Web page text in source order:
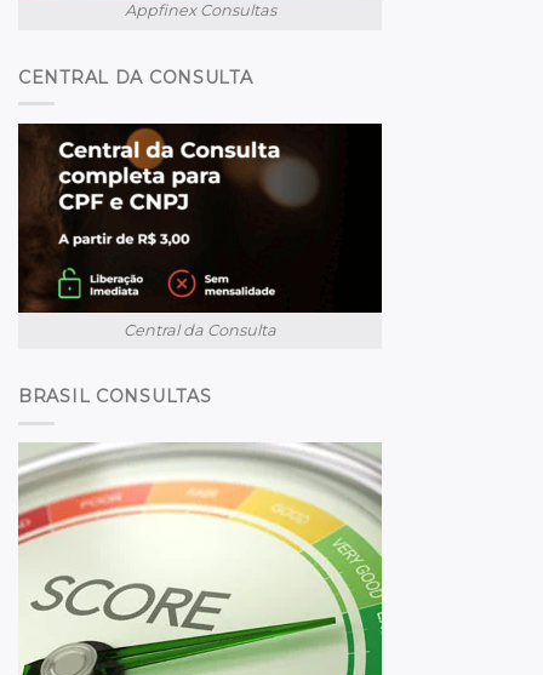
Appfinex Consultas
CENTRAL DA CONSULTA
Central da Consulta
BRASIL CONSULTAS